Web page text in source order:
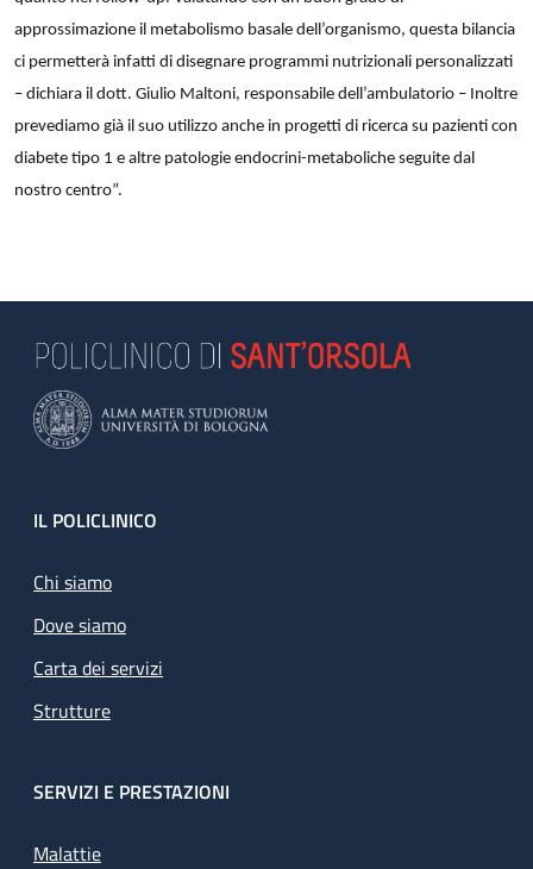
approssimazione il metabolismo basale dell’organismo, questa bilancia
ci permetterà infatti di disegnare programmi nutrizionali personalizzati
– dichiara il dott. Giulio Maltoni, responsabile dell’ambulatorio – Inoltre
prevediamo già il suo utilizzo anche in progetti di ricerca su pazienti con
diabete tipo 1 e altre patologie endocrini-metaboliche seguite dal
nostro centro”.
Footer
IL POLICLINICO
Chi siamo
Dove siamo
Carta dei servizi
Strutture
SERVIZI E PRESTAZIONI
Malattie